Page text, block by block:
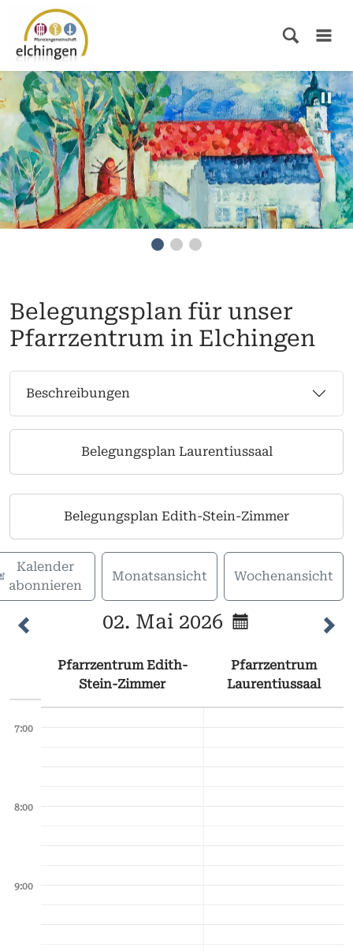
Belegungsplan für unser
Pfarrzentrum in Elchingen
Beschreibungen
Belegungsplan Laurentiussaal
Belegungsplan Edith-Stein-Zimmer
Kalender
abonnieren
Monatsansicht Wochenansicht
02. Mai 2026
Pfarrzentrum Edith-
Stein-Zimmer
Pfarrzentrum
Laurentiussaal
7:00
8:00
9:00